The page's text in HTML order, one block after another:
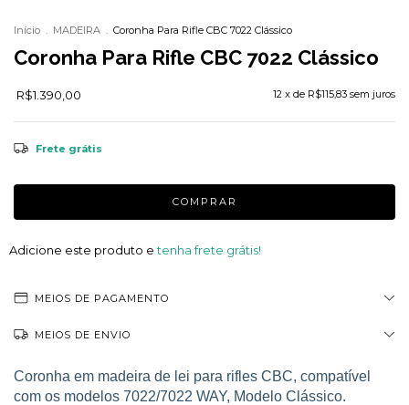
Início . MADEIRA . Coronha Para Rifle CBC 7022 Clássico
Coronha Para Rifle CBC 7022 Clássico
R$1.390,00 12 x de R$115,83 sem juros
Frete grátis
Adicione este produto etenha frete grátis!
MEIOS DE PAGAMENTO
MEIOS DE ENVIO
Coronha em madeira de lei para rifles CBC, compatível
com os modelos 7022/7022 WAY, Modelo Clássico.